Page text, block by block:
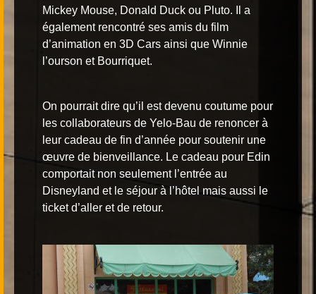
Mickey Mouse, Donald Duck ou Pluto. Il a
également rencontré ses amis du film
d’animation en 3D Cars ainsi que Winnie
l’ourson et Bourriquet.
On pourrait dire qu’il est devenu coutume pour
les collaborateurs de Yelo-Bau de renoncer à
leur cadeau de fin d’année pour soutenir une
œuvre de bienveillance. Le cadeau pour Edin
comportait non seulement l’entrée au
Disneyland et le séjour à l’hôtel mais aussi le
ticket d’aller et de retour.